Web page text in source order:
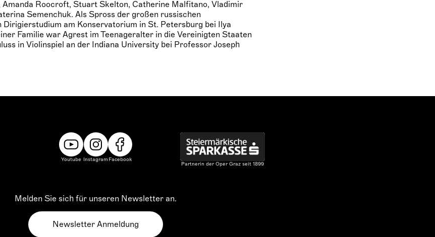
Roocroft, Stuart Skelton, Catherine Malfitano, Vladimir
Semenchuk. Als Spross der großen russischen
am Konservatorium in St. Petersburg bei Ilya
Familie war Agrest im Teenageralter in die Vereinigten Staaten
in Violinspiel an der Indiana University bei Professor Joseph
Youtube Instagram Facebook
Melden Sie sich für unseren Newsletter an.
Newsletter Anmeldung
Partnerin der Oper Graz seit 1899